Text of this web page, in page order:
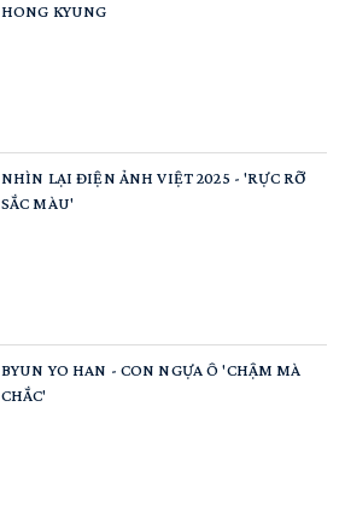
HONG KYUNG
NHÌN LẠI ĐIỆN ẢNH VIỆT 2025 - 'RỰC RỠ
SẮC MÀU'
BYUN YO HAN - CON NGỰA Ô 'CHẬM MÀ
CHẮC'